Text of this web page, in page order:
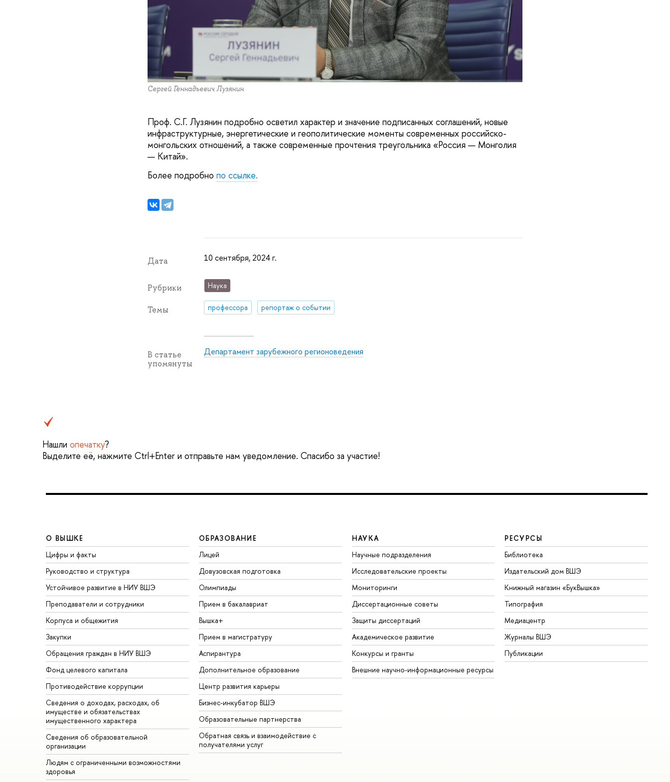
Сергей Геннадьевич Лузянин
Проф. С.Г. Лузянин подробно осветил характер и значение подписанных соглашений, новые
инфраструктурные, энергетические и геополитические моменты современных российско-
монгольских отношений, а также современные прочтения треугольника «Россия — Монголия
— Китай».
Более подробно по ссылке.
Дата 10 сентября, 2024 г.
Рубрики Наука
Темы профессора репортаж о событии
В статье
упомянуты
Департамент зарубежного регионоведения
Нашли опечатку?
Выделите её, нажмите Ctrl+Enter и отправьте нам уведомление. Спасибо за участие!
О ВЫШКЕ
Цифры и факты
Руководство и структура
Устойчивое развитие в НИУ ВШЭ
Преподаватели и сотрудники
Корпуса и общежития
Закупки
Обращения граждан в НИУ ВШЭ
Фонд целевого капитала
Противодействие коррупции
Сведения о доходах, расходах, об
имуществе и обязательствах
имущественного характера
Сведения об образовательной
организации
Людям с ограниченными возможностями
здоровья
ОБРАЗОВАНИЕ
Лицей
Довузовская подготовка
Олимпиады
Прием в бакалавриат
Вышка+
Прием в магистратуру
Аспирантура
Дополнительное образование
Центр развития карьеры
Бизнес-инкубатор ВШЭ
Образовательные партнерства
Обратная связь и взаимодействие с
получателями услуг
НАУКА
Научные подразделения
Исследовательские проекты
Мониторинги
Диссертационные советы
Защиты диссертаций
Академическое развитие
Конкурсы и гранты
Внешние научно-информационные ресурсы
РЕСУРСЫ
Библиотека
Издательский дом ВШЭ
Книжный магазин «БукВышка»
Типография
Медиацентр
Журналы ВШЭ
Публикации